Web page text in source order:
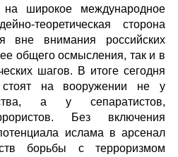
широкое международное
теоретическая сторона
вне внимания российских
общего осмысления, так и в
шагов. В итоге сегодня
стоят на вооружении не у
а у сепаратистов,
Без включения
ислама в арсенал
борьбы с терроризмом